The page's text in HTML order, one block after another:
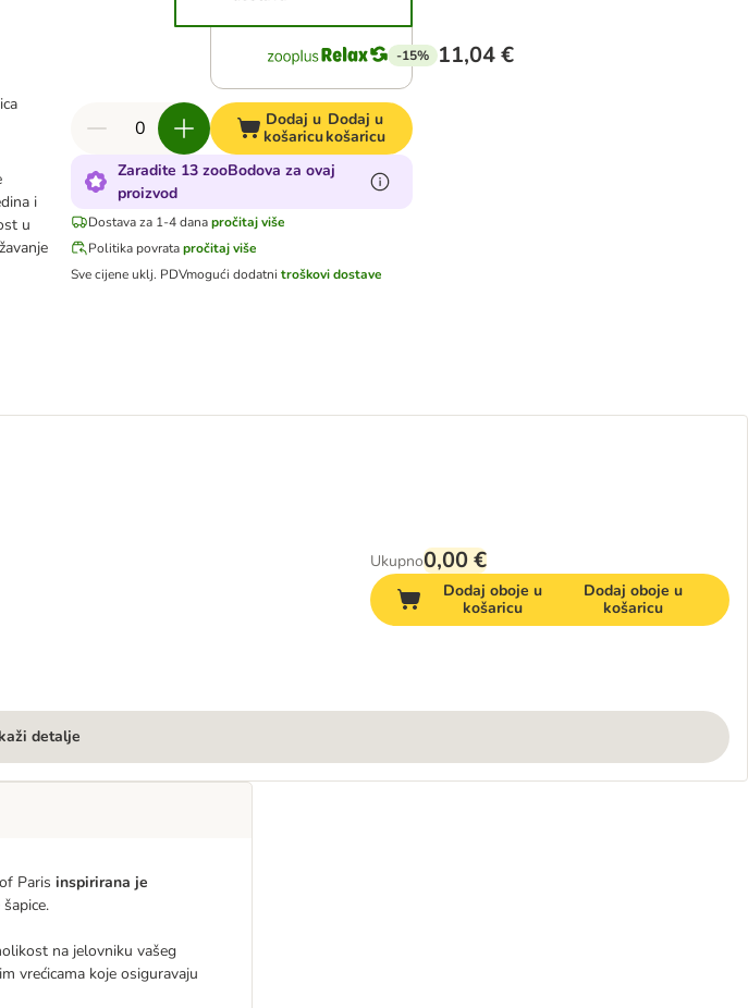
i
u
-15% 11,04 €
Dodaj u
košaricu
Dodaj u
košaricu
Zaradite 13 zooBodova za ovaj
proizvod
Dostava za 1-4 dana pročitaj više
Politika povrata pročitaj više
Sve cijene uklj. PDVmogući dodatni troškovi dostave
Ukupno0,00 €
Dodaj oboje u
košaricu
Dodaj oboje u
košaricu
detalje
Paris inspirirana je
na jelovniku vašeg
vrećicama koje osiguravaju